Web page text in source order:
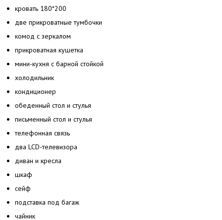
кровать 180*200
две прикроватные тумбочки
комод с зеркалом
прикроватная кушетка
мини-кухня с барной стойкой
холодильник
кондиционер
обеденный стол и стулья
письменный стол и стулья
телефонная связь
два LCD-телевизора
диван и кресла
шкаф
сейф
подставка под багаж
чайник